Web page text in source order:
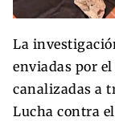
La
enviadas por el
canalizadas a
Lucha contra